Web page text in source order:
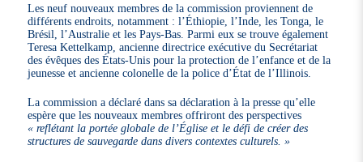
Les neuf nouveaux membres de la commission proviennent de
différents endroits, notamment : l’Éthiopie, l’Inde, les Tonga, le
Brésil, l’Australie et les Pays-Bas. Parmi eux se trouve également
Teresa Kettelkamp, ancienne directrice exécutive du Secrétariat
des évêques des États-Unis pour la protection de l’enfance et de la
jeunesse et ancienne colonelle de la police d’État de l’Illinois.
La commission a déclaré dans sa déclaration à la presse qu’elle
espère que les nouveaux membres offriront des perspectives
« reflétant la portée globale de l’Église et le défi de créer des
structures de sauvegarde dans divers contextes culturels. »